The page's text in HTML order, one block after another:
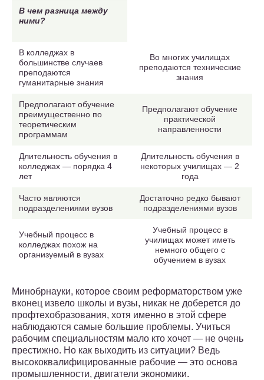
В чем разница между
ними?
В колледжах в
большинстве случаев
преподаются
гуманитарные знания
Во многих училищах
преподаются технические
знания
Предполагают обучение
преимущественно по
теоретическим
программам
Предполагают обучение
практической
направленности
Длительность обучения в
колледжах — порядка 4
лет
Длительность обучения в
некоторых училищах — 2
года
Часто являются
подразделениями вузов
Достаточно редко бывают
подразделениями вузов
Учебный процесс в
колледжах похож на
организуемый в вузах
Учебный процесс в
училищах может иметь
немного общего с
обучением в вузах
Минобрнауки, которое своим реформаторством уже
вконец извело школы и вузы, никак не доберется до
профтехобразования, хотя именно в этой сфере
наблюдаются самые большие проблемы. Учиться
рабочим специальностям мало кто хочет — не очень
престижно. Но как выходить из ситуации? Ведь
высококвалифицированные рабочие — это основа
промышленности, двигатели экономики.